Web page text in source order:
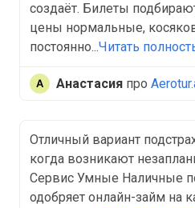
создаёт. Билеты
цены нормальные,
постоянно...Читать
Анастасия про
Отличный вариант
когда возникают
Сервис Умные Наличные
одобряет онлайн-займ на